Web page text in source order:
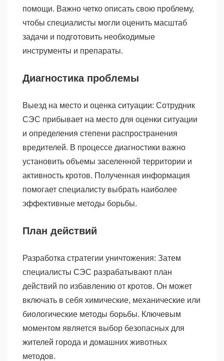
помощи. Важно четко описать свою проблему,
чтобы специалисты могли оценить масштаб
задачи и подготовить необходимые
инструменты и препараты.
Диагностика проблемы
Выезд на место и оценка ситуации: Сотрудник
СЭС прибывает на место для оценки ситуации
и определения степени распространения
вредителей. В процессе диагностики важно
установить объемы заселенной территории и
активность кротов. Полученная информация
помогает специалисту выбрать наиболее
эффективные методы борьбы.
План действий
Разработка стратегии уничтожения: Затем
специалисты СЭС разрабатывают план
действий по избавлению от кротов. Он может
включать в себя химические, механические или
биологические методы борьбы. Ключевым
моментом является выбор безопасных для
жителей города и домашних животных
методов.